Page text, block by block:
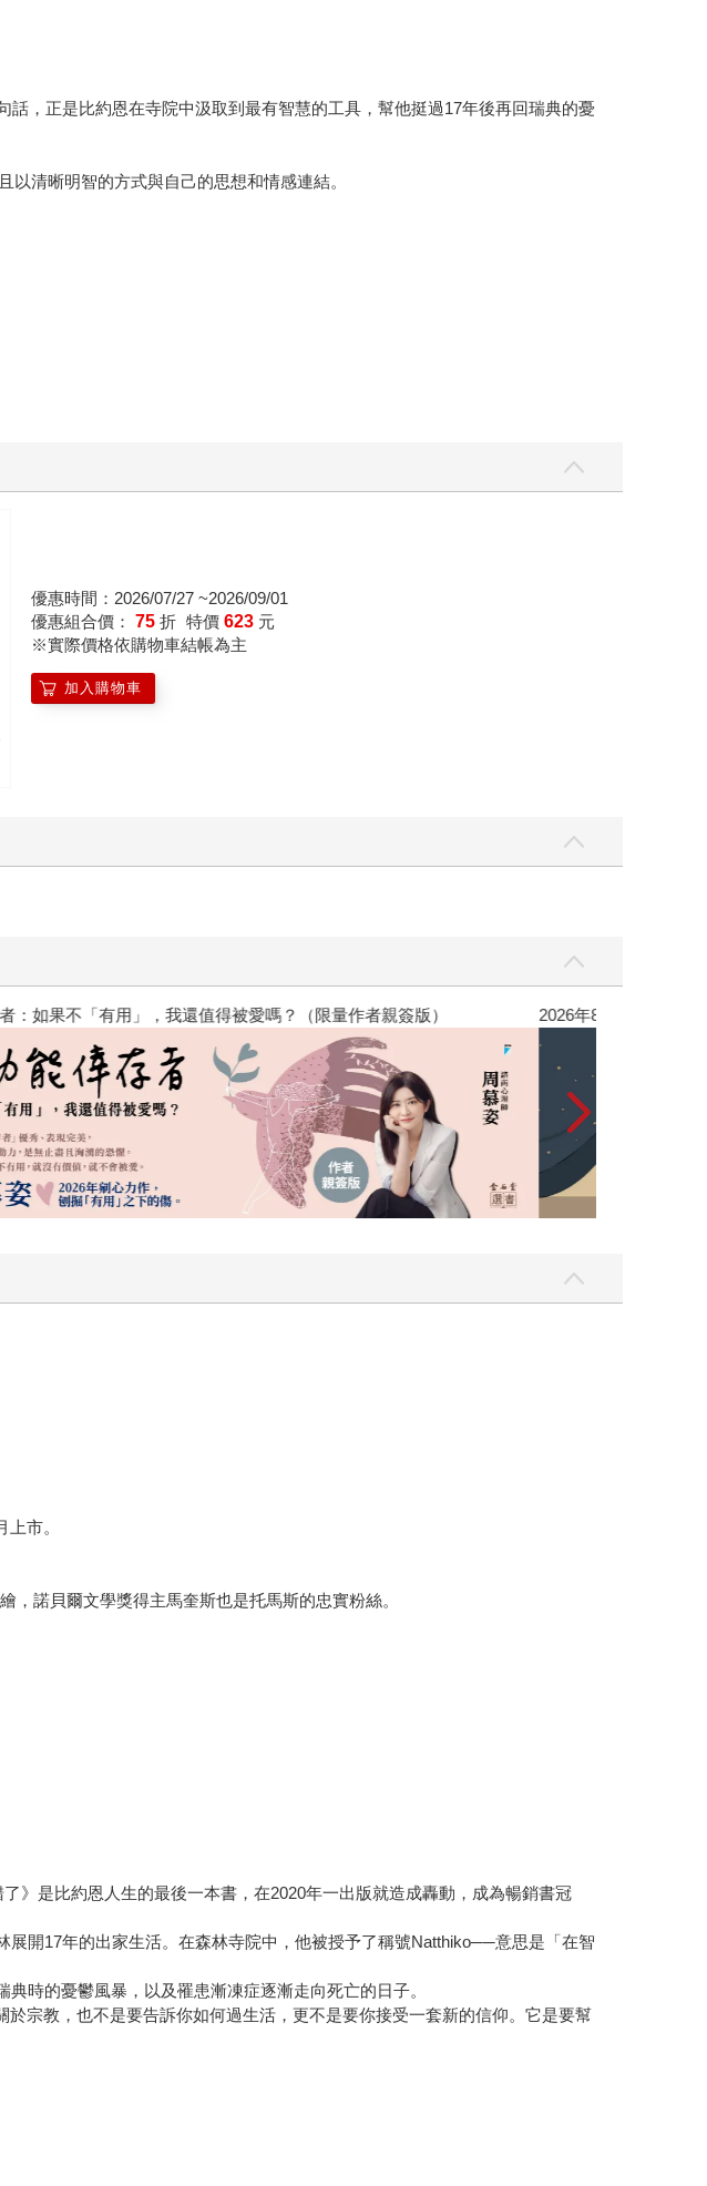
，正是比約恩在寺院中汲取到最有智慧的工具，幫他挺過17年後再回瑞典的憂
清晰明智的方式與自己的思想和情感連結。
優惠時間：2026/07/27 ~2026/09/01
優惠組合價： 75 折 特價 623 元
※實際價格依購物車結帳為主
加入購物車
倖存者：如果不「有用」，我還值得被愛嗎？（限量作者親簽版） 2026年8月金石
市。
諾貝爾文學獎得主馬奎斯也是托馬斯的忠實粉絲。
》是比約恩人生的最後一本書，在2020年一出版就造成轟動，成為暢銷書冠
開17年的出家生活。在森林寺院中，他被授予了稱號Natthiko──意思是「在智
時的憂鬱風暴，以及罹患漸凍症逐漸走向死亡的日子。
宗教，也不是要告訴你如何過生活，更不是要你接受一套新的信仰。它是要幫